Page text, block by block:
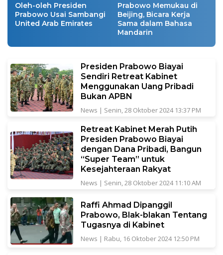
Oleh-oleh Presiden
Prabowo Usai Sambangi
United Arab Emirates
Prabowo Memukau di
Beijing, Bicara Kerja
Sama dalam Bahasa
Mandarin
Presiden Prabowo Biayai
Sendiri Retreat Kabinet
Menggunakan Uang Pribadi
Bukan APBN
News | Senin, 28 Oktober 2024 13:37 PM
Retreat Kabinet Merah Putih
Presiden Prabowo Biayai
dengan Dana Pribadi, Bangun
“Super Team” untuk
Kesejahteraan Rakyat
News | Senin, 28 Oktober 2024 11:10 AM
Raffi Ahmad Dipanggil
Prabowo, Blak-blakan Tentang
Tugasnya di Kabinet
News | Rabu, 16 Oktober 2024 12:50 PM